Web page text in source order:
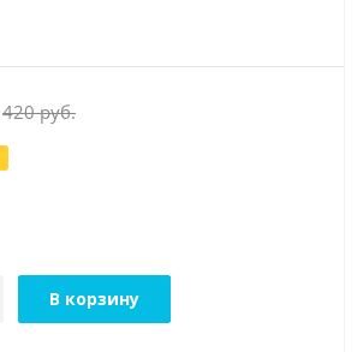
420руб.
В корзину